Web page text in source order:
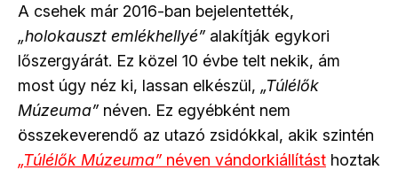
A csehek már 2016-ban bejelentették,
„holokauszt emlékhellyé” alakítják egykori
lőszergyárát. Ez közel 10 évbe telt nekik, ám
most úgy néz ki, lassan elkészül, „Túlélők
Múzeuma” néven. Ez egyébként nem
összekeverendő az utazó zsidókkal, akik szintén
„Túlélők Múzeuma” néven vándorkiállítást hoztak